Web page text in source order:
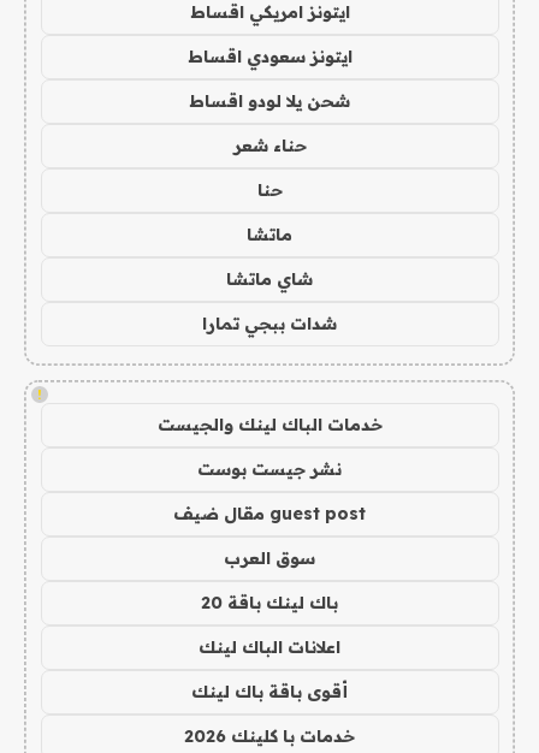
ايتونز امريكي اقساط
ايتونز سعودي اقساط
شحن يلا لودو اقساط
حناء شعر
حنا
ماتشا
شاي ماتشا
شدات ببجي تمارا
!
خدمات الباك لينك والجيست
نشر جيست بوست
guest post مقال ضيف
سوق العرب
باك لينك باقة 20
اعلانات الباك لينك
أقوى باقة باك لينك
خدمات با كلينك 2026